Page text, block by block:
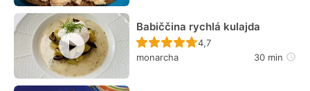
Babiččina rychlá kulajda
Recept ještě nebyl
4,7
monarcha
30 min